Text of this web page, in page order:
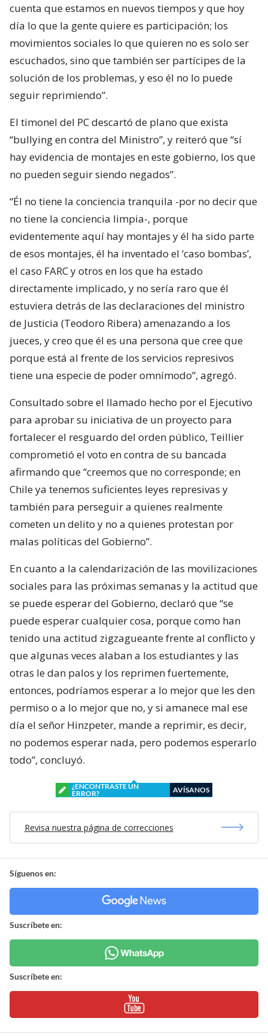
cuenta que estamos en nuevos tiempos y que hoy
día lo que la gente quiere es participación; los
movimientos sociales lo que quieren no es solo ser
escuchados, sino que también ser partícipes de la
solución de los problemas, y eso él no lo puede
seguir reprimiendo”.
El timonel del PC descartó de plano que exista
“bullying en contra del Ministro”, y reiteró que “sí
hay evidencia de montajes en este gobierno, los que
no pueden seguir siendo negados”.
“Él no tiene la conciencia tranquila -por no decir que
no tiene la conciencia limpia-, porque
evidentemente aquí hay montajes y él ha sido parte
de esos montajes, él ha inventado el ‘caso bombas’,
el caso FARC y otros en los que ha estado
directamente implicado, y no sería raro que él
estuviera detrás de las declaraciones del ministro
de Justicia (Teodoro Ribera) amenazando a los
jueces, y creo que él es una persona que cree que
porque está al frente de los servicios represivos
tiene una especie de poder omnímodo”, agregó.
Consultado sobre el llamado hecho por el Ejecutivo
para aprobar su iniciativa de un proyecto para
fortalecer el resguardo del orden público, Teillier
comprometió el voto en contra de su bancada
afirmando que “creemos que no corresponde; en
Chile ya tenemos suficientes leyes represivas y
también para perseguir a quienes realmente
cometen un delito y no a quienes protestan por
malas políticas del Gobierno”.
En cuanto a la calendarización de las movilizaciones
sociales para las próximas semanas y la actitud que
se puede esperar del Gobierno, declaró que “se
puede esperar cualquier cosa, porque como han
tenido una actitud zigzagueante frente al conflicto y
que algunas veces alaban a los estudiantes y las
otras le dan palos y los reprimen fuertemente,
entonces, podríamos esperar a lo mejor que les den
permiso o a lo mejor que no, y si amanece mal ese
día el señor Hinzpeter, mande a reprimir, es decir,
no podemos esperar nada, pero podemos esperarlo
todo”, concluyó.
¿ENCONTRASTE UN
ERROR?
AVÍSANOS
Revisa nuestra página de correcciones
Síguenos en:
Suscríbete en:
Suscríbete en: